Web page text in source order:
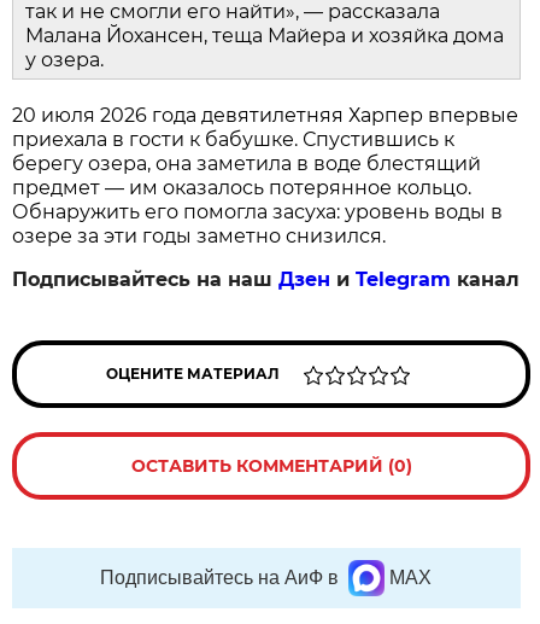
так и не смогли его найти», — рассказала
Малана Йохансен, теща Майера и хозяйка дома
у озера.
20 июля 2026 года девятилетняя Харпер впервые
приехала в гости к бабушке. Спустившись к
берегу озера, она заметила в воде блестящий
предмет — им оказалось потерянное кольцо.
Обнаружить его помогла засуха: уровень воды в
озере за эти годы заметно снизился.
Подписывайтесь на нашДзен иTelegram канал
ОЦЕНИТЕ МАТЕРИАЛ
ОСТАВИТЬ КОММЕНТАРИЙ (0)
Подписывайтесь на АиФ в MAX